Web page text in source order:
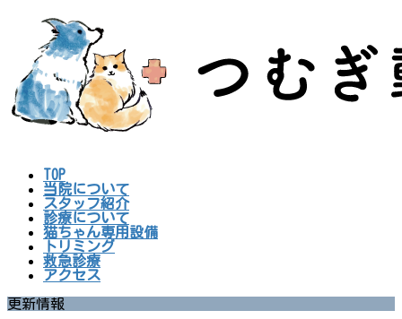
へ
ス
キ
ョ
ン
に
TOP
当院について
スタッフ紹介
診療について
猫ちゃん専用設備
トリミング
救急診療
アクセス
更新情報